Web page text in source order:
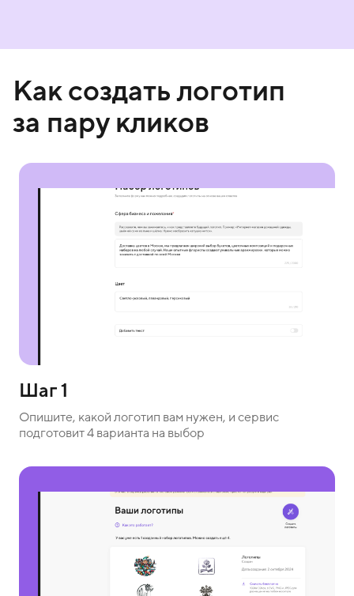
Как создать логотип
за пару кликов
Шаг 1
Опишите, какой логотип вам нужен, и сервис
подготовит 4 варианта на выбор